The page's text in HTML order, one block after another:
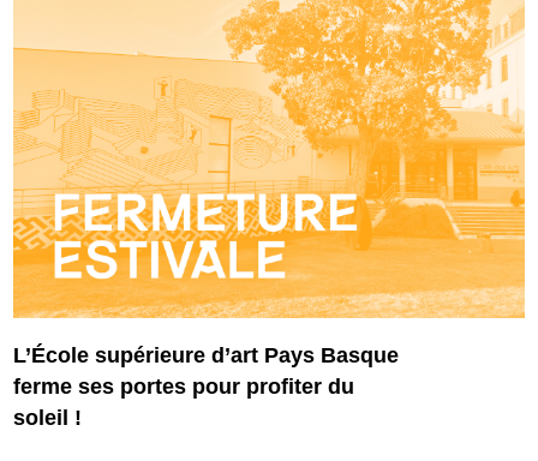
L’École supérieure d’art Pays Basque
ferme ses portes pour profiter du
soleil !